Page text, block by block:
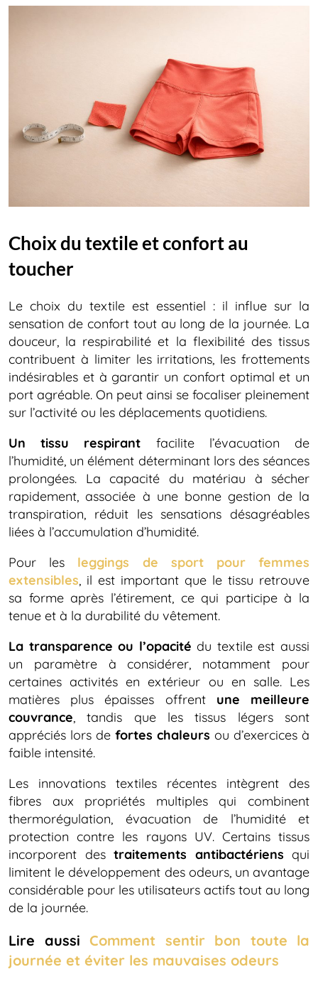
Choix du textile et confort au
toucher
Le choix du textile est essentiel : il influe sur la
sensation de confort tout au long de la journée. La
douceur, la respirabilité et la flexibilité des tissus
contribuent à limiter les irritations, les frottements
indésirables et à garantir un confort optimal et un
port agréable. On peut ainsi se focaliser pleinement
sur l’activité ou les déplacements quotidiens.
Un tissu respirant facilite l’évacuation de
l’humidité, un élément déterminant lors des séances
prolongées. La capacité du matériau à sécher
rapidement, associée à une bonne gestion de la
transpiration, réduit les sensations désagréables
liées à l’accumulation d’humidité.
Pour les leggings de sport pour femmes
extensibles, il est important que le tissu retrouve
sa forme après l’étirement, ce qui participe à la
tenue et à la durabilité du vêtement.
La transparence ou l’opacité du textile est aussi
un paramètre à considérer, notamment pour
certaines activités en extérieur ou en salle. Les
matières plus épaisses offrent une meilleure
couvrance, tandis que les tissus légers sont
appréciés lors de fortes chaleurs ou d’exercices à
faible intensité.
Les innovations textiles récentes intègrent des
fibres aux propriétés multiples qui combinent
thermorégulation, évacuation de l’humidité et
protection contre les rayons UV. Certains tissus
incorporent des traitements antibactériens qui
limitent le développement des odeurs, un avantage
considérable pour les utilisateurs actifs tout au long
de la journée.
Lire aussi Comment sentir bon toute la
journée et éviter les mauvaises odeurs